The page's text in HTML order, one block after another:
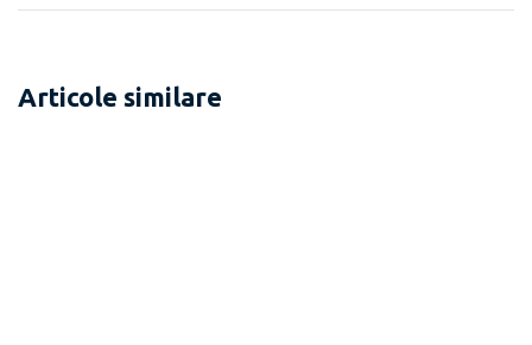
Articole similare